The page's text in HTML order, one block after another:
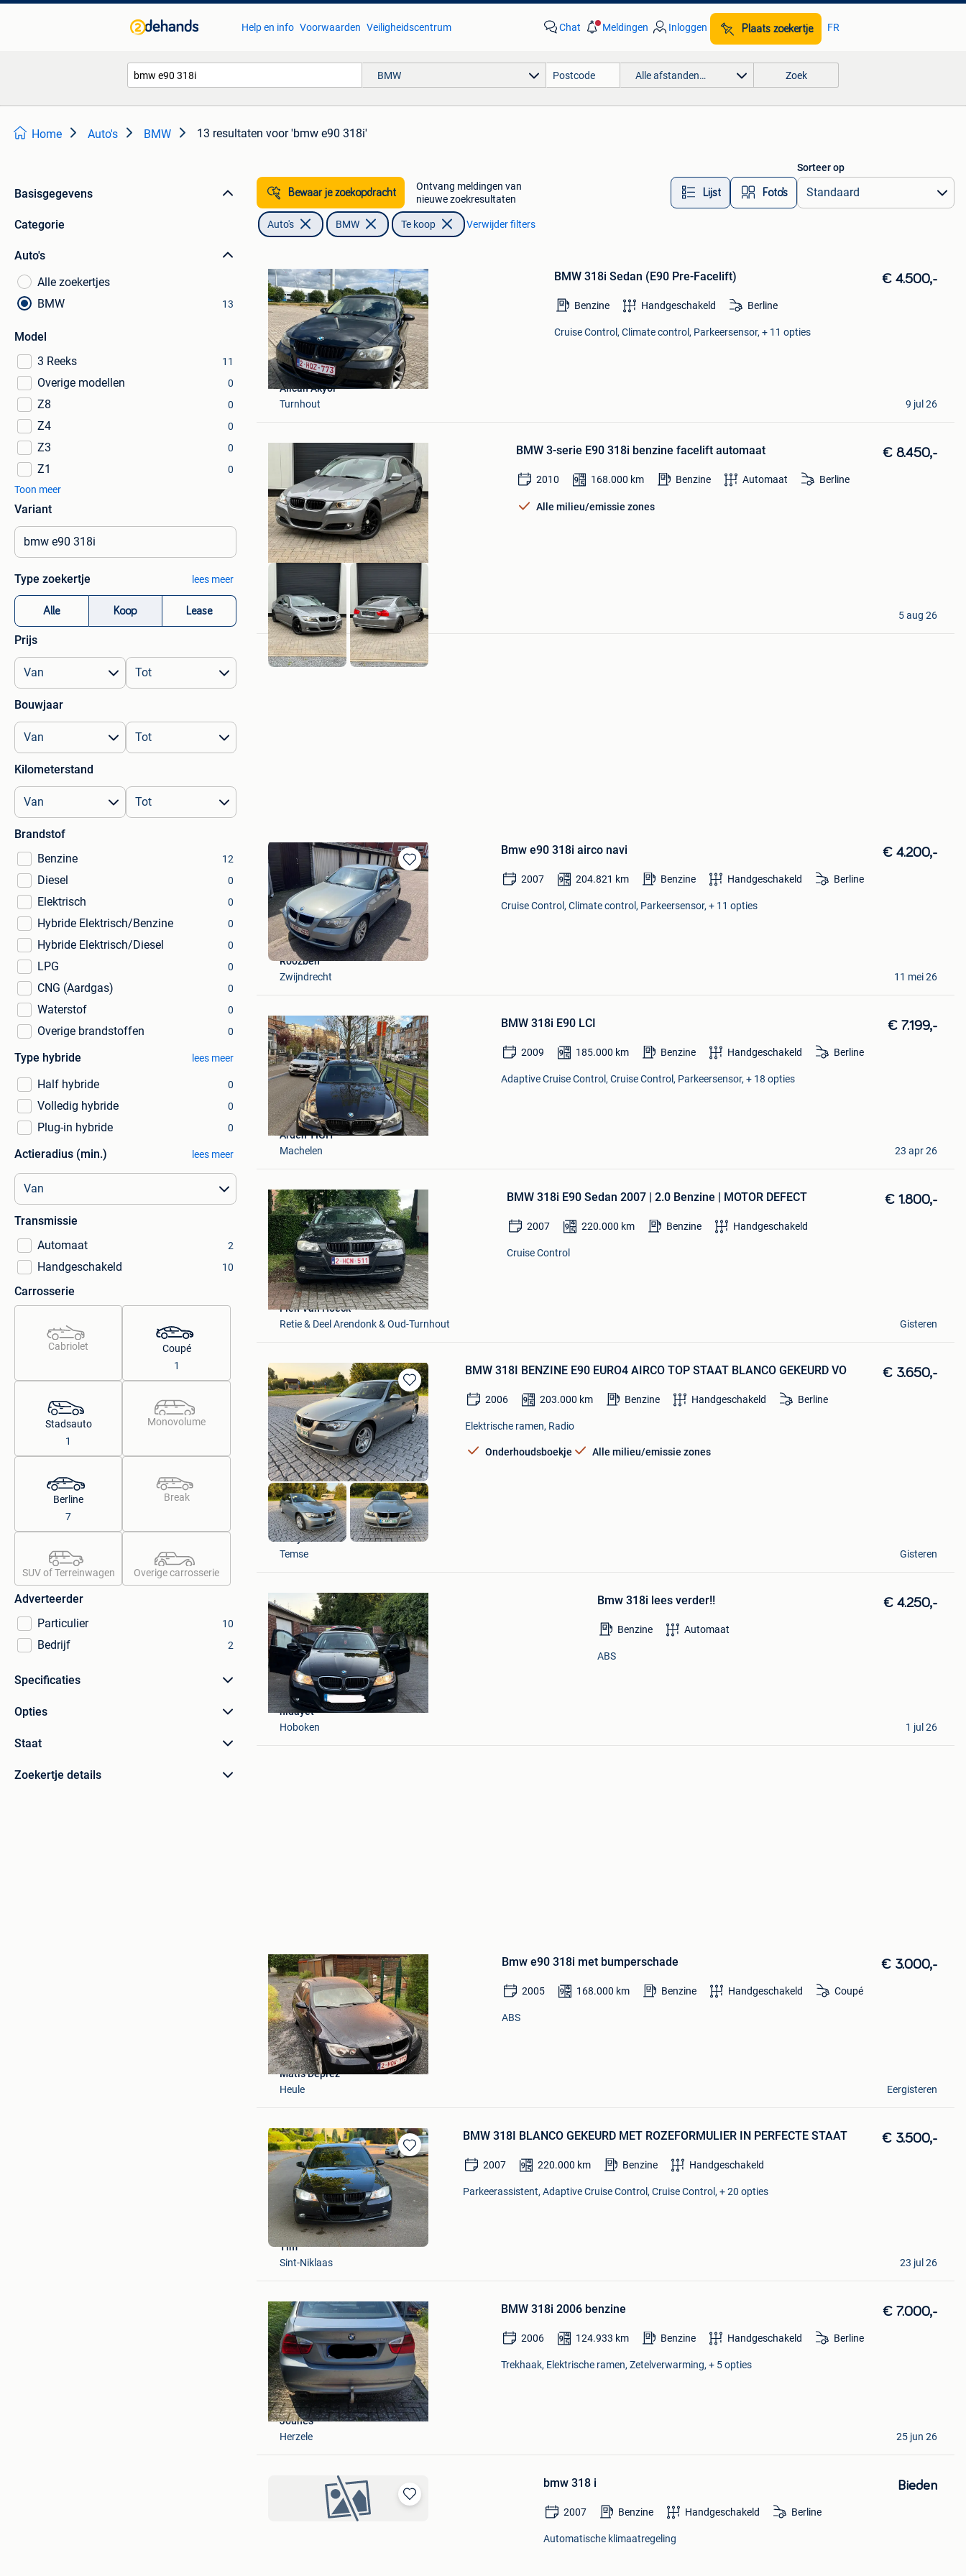
Help en info Voorwaarden Veiligheidscentrum Chat Meldingen Inloggen Plaats zoekertje FR
BMW Alle afstanden… Zoek
Home Auto's BMW 13 resultaten voor 'bmw e90 318i'
Basisgegevens
Categorie
Auto's
Alle zoekertjes
BMW
13
Model
3 Reeks
11
Overige modellen 0
Z8 0
Z4 0
Z3 0
Z1
0
Toon meer
Variant
Type zoekertje lees meer
Alle Koop Lease
Prijs
Bouwjaar
Kilometerstand
Brandstof
Benzine
12
Diesel 0
Elektrisch 0
Hybride Elektrisch/Benzine 0
Hybride Elektrisch/Diesel 0
LPG 0
CNG (Aardgas) 0
Waterstof 0
Overige brandstoffen 0
Type hybride lees meer
Half hybride 0
Volledig hybride 0
Plug-in hybride 0
Actieradius (min.) lees meer
Transmissie
Automaat
2
Handgeschakeld 10
Carrosserie
Cabriolet
Coupé
1
Stadsauto
1
Monovolume
Berline
7
Break
SUV of Terreinwagen Overige carrosserie
Adverteerder
Particulier
10
Bedrijf 2
Specificaties
Opties
Staat
Zoekertje details
Bewaar je zoekopdracht
Ontvang meldingen van
nieuwe zoekresultaten
Lijst Foto’s
Sorteer op
Auto's BMW Te koop Verwijder filters
Mijn
Favorieten
BMW 318i Sedan (E90 Pre-Facelift) € 4.500,-
Benzine Handgeschakeld Berline
Cruise Control, Climate control, Parkeersensor, + 11 opties
Alican Akyol
Turnhout
9 jul 26
Mijn
Favorieten
BMW 3-serie E90 318i benzine facelift automaat € 8.450,-
2010 168.000 km Benzine Automaat Berline
Alle milieu/emissie zones
RM AUTO
Haacht
5 aug 26
Bewaren
in
Mijn
Favorieten
Bmw e90 318i airco navi € 4.200,-
2007 204.821 km Benzine Handgeschakeld Berline
Cruise Control, Climate control, Parkeersensor, + 11 opties
Roozbeh
Zwijndrecht
11 mei 26
Mijn
Favorieten
BMW 318i E90 LCI € 7.199,-
2009 185.000 km Benzine Handgeschakeld Berline
Adaptive Cruise Control, Cruise Control, Parkeersensor, + 18 opties
Arden YIGIT
Machelen
23 apr 26
Bewaren
BMW 318i E90 Sedan 2007 | 2.0 Benzine | MOTOR DEFECT € 1.800,-
2007 220.000 km Benzine Handgeschakeld
Cruise Control
Fien Van Hoeck
Retie & Deel Arendonk & Oud-Turnhout
Gisteren
Bewaren
in
Mijn
Favorieten
BMW 318I BENZINE E90 EURO4 AIRCO TOP STAAT BLANCO GEKEURD VO € 3.650,-
2006 203.000 km Benzine Handgeschakeld Berline
Elektrische ramen, Radio
Onderhoudsboekje Alle milieu/emissie zones
Eddy cars
Temse
Gisteren
Bewaren
Bmw 318i lees verder!! € 4.250,-
Benzine Automaat
ABS
hidayet
Hoboken
1 jul 26
Mijn
Favorieten
Bmw e90 318i met bumperschade € 3.000,-
2005 168.000 km Benzine Handgeschakeld Coupé
ABS
Matis Deprez
Heule
Eergisteren
Bewaren
in
Mijn
Favorieten
BMW 318I BLANCO GEKEURD MET ROZEFORMULIER IN PERFECTE STAAT € 3.500,-
2007 220.000 km Benzine Handgeschakeld
Parkeerassistent, Adaptive Cruise Control, Cruise Control, + 20 opties
Tim
Sint-Niklaas
23 jul 26
Bewaren
in
Mijn
BMW 318i 2006 benzine € 7.000,-
2006 124.933 km Benzine Handgeschakeld Berline
Trekhaak, Elektrische ramen, Zetelverwarming, + 5 opties
Jounes
Herzele
25 jun 26
Bewaren
bmw 318 i Bieden
2007 Benzine Handgeschakeld Berline
Automatische klimaatregeling